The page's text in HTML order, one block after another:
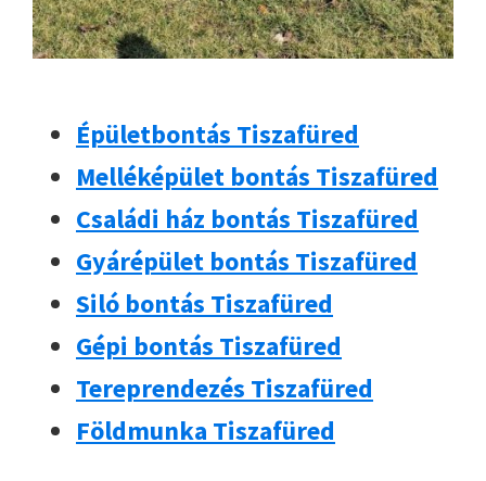
Épületbontás Tiszafüred
Melléképület bontás Tiszafüred
Családi ház bontás Tiszafüred
Gyárépület bontás Tiszafüred
Siló bontás Tiszafüred
Gépi bontás Tiszafüred
Tereprendezés Tiszafüred
Földmunka Tiszafüred